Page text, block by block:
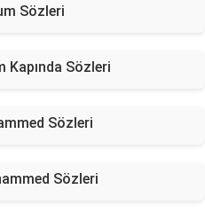
Sözleri
Kapında Sözleri
Sözleri
Sözleri